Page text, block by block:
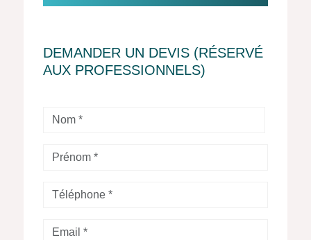
DEMANDER UN DEVIS (RÉSERVÉ
AUX PROFESSIONNELS)
Nom
Prénom
Téléphone
Votre